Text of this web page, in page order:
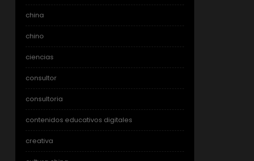
china
chino
ciencias
consultor
consultoria
contenidos educativos digitales
creativa